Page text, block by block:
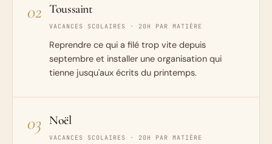
02 Toussaint
VACANCES SCOLAIRES · 20H PAR MATIÈRE
Reprendre ce qui a filé trop vite depuis
septembre et installer une organisation qui
tienne jusqu'aux écrits du printemps.
03 Noël
VACANCES SCOLAIRES · 20H PAR MATIÈRE